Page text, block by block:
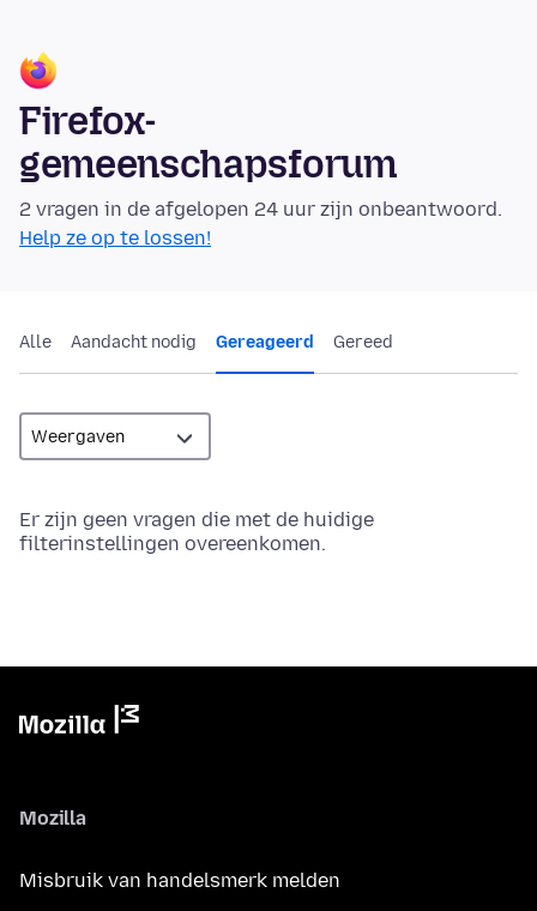
Firefox-
gemeenschapsforum
2 vragen in de afgelopen 24 uur zijn onbeantwoord.
Help ze op te lossen!
Alle Aandacht nodig Gereageerd Gereed
Er zijn geen vragen die met de huidige
filterinstellingen overeenkomen.
Mozilla
Misbruik van handelsmerk melden